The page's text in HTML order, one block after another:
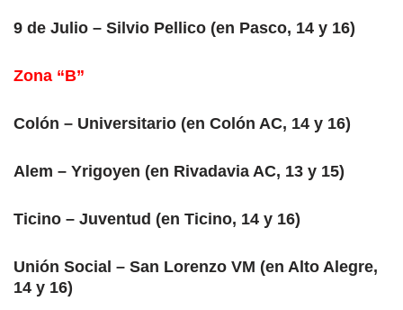
9 de Julio – Silvio Pellico (en Pasco, 14 y 16)
Zona “B”
Colón – Universitario (en Colón AC, 14 y 16)
Alem – Yrigoyen (en Rivadavia AC, 13 y 15)
Ticino – Juventud (en Ticino, 14 y 16)
Unión Social – San Lorenzo VM (en Alto Alegre,
14 y 16)